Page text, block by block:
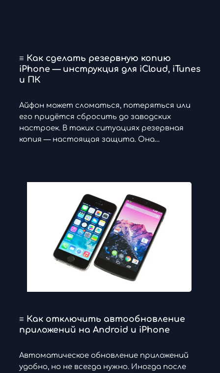
≡ Как сделать резервную копию
iPhone — инструкция для iCloud, iTunes
и ПК
Айфон может сломаться, потеряться или
его придётся сбросить до заводских
настроек. В таких ситуациях резервная
копия — настоящая защита. Она…
≡ Как отключить автообновление
приложений на Android и iPhone
Автоматическое обновление приложений
удобно, но не всегда нужно. Иногда после